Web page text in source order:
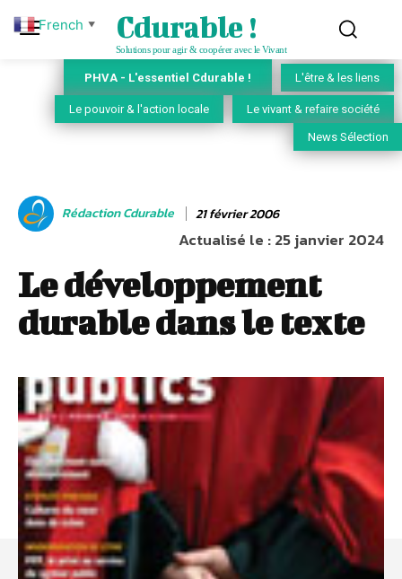
Cdurable !
Solutions pour agir & coopérer avec le Vivant
PHVA - L'essentiel Cdurable ! L'être & les liens
Le pouvoir & l'action locale Le vivant & refaire société
News Sélection
Rédaction Cdurable 21 février 2006
Actualisé le :25 janvier 2024
Le développement
durable dans le texte
French ▼